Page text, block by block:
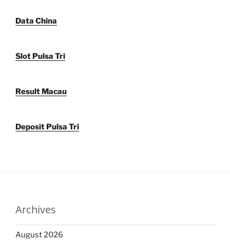
Data China
Slot Pulsa Tri
Result Macau
Deposit Pulsa Tri
Archives
August 2026